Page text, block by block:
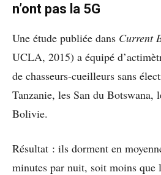
n’ont pas la 5G
Une étude publiée dans Current
UCLA, 2015) a équipé
de chasseurs-cueilleurs sans
Tanzanie, les San du Botswana,
Bolivie.
Résultat : ils dorment en
minutes par nuit, soit moins que